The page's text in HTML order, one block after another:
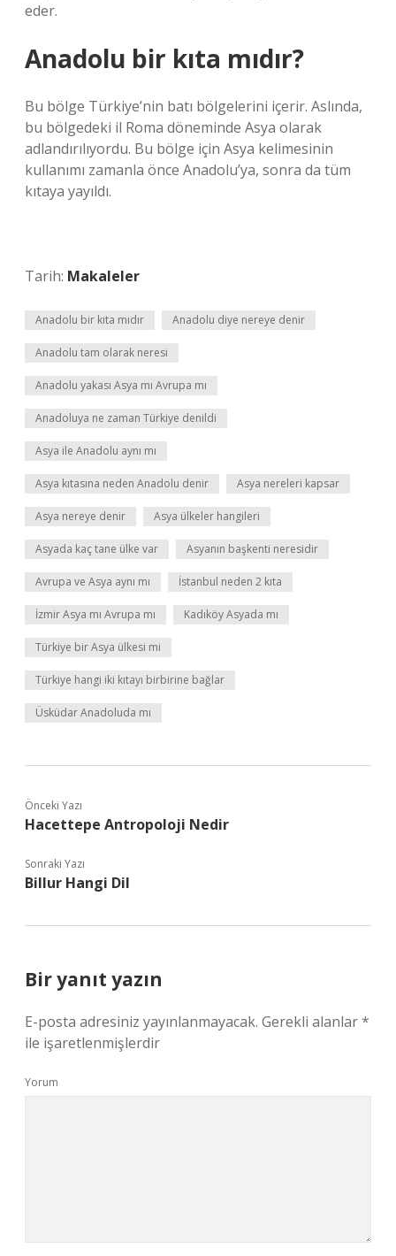
eder.
Anadolu bir kıta mıdır?
Bu bölge Türkiye’nin batı bölgelerini içerir. Aslında,
bu bölgedeki il Roma döneminde Asya olarak
adlandırılıyordu. Bu bölge için Asya kelimesinin
kullanımı zamanla önce Anadolu’ya, sonra da tüm
kıtaya yayıldı.
Tarih: Makaleler
Anadolu bir kıta mıdır Anadolu diye nereye denir
Anadolu tam olarak neresi
Anadolu yakası Asya mı Avrupa mı
Anadoluya ne zaman Türkiye denildi
Asya ile Anadolu aynı mı
Asya kıtasına neden Anadolu denir Asya nereleri kapsar
Asya nereye denir Asya ülkeler hangileri
Asyada kaç tane ülke var Asyanın başkenti neresidir
Avrupa ve Asya aynı mı İstanbul neden 2 kıta
İzmir Asya mı Avrupa mı Kadıköy Asyada mı
Türkiye bir Asya ülkesi mi
Türkiye hangi iki kıtayı birbirine bağlar
Üsküdar Anadoluda mı
Önceki Yazı
Hacettepe Antropoloji Nedir
Sonraki Yazı
Billur Hangi Dil
Bir yanıt yazın
E-posta adresiniz yayınlanmayacak. Gerekli alanlar*
ile işaretlenmişlerdir
Yorum